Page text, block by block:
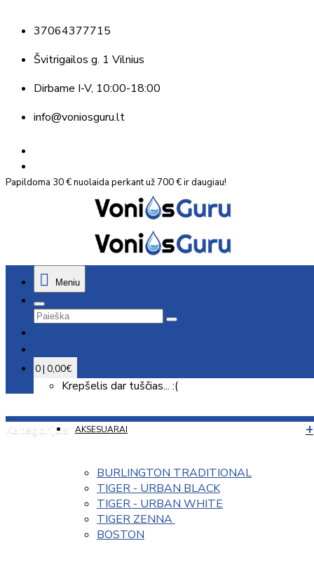
37064377715
Švitrigailos g. 1 Vilnius
Dirbame I-V, 10:00-18:00
info@voniosguru.lt
Papildoma 30 € nuolaida perkant už 700 € ir daugiau!
Meniu
0 | 0,00€
Krepšelis dar tuščias... :(
Kategorijos AKSESUARAI
BURLINGTON TRADITIONAL
TIGER - URBAN BLACK
TIGER - URBAN WHITE
TIGER ZENNA
BOSTON